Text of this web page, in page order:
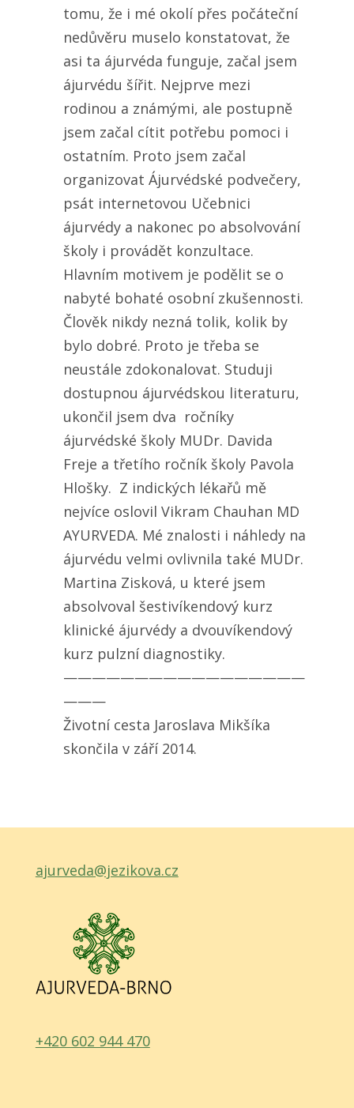
tomu, že i mé okolí přes počáteční
nedůvěru muselo konstatovat, že
asi ta ájurvéda funguje, začal jsem
ájurvédu šířit. Nejprve mezi
rodinou a známými, ale postupně
jsem začal cítit potřebu pomoci i
ostatním. Proto jsem začal
organizovat Ájurvédské podvečery,
psát internetovou Učebnici
ájurvédy a nakonec po absolvování
školy i provádět konzultace.
Hlavním motivem je podělit se o
nabyté bohaté osobní zkušennosti.
Člověk nikdy nezná tolik, kolik by
bylo dobré. Proto je třeba se
neustále zdokonalovat. Studuji
dostupnou ájurvédskou literaturu,
ukončil jsem dva ročníky
ájurvédské školy MUDr. Davida
Freje a třetího ročník školy Pavola
Hlošky. Z indických lékařů mě
nejvíce oslovil Vikram Chauhan MD
AYURVEDA. Mé znalosti i náhledy na
ájurvédu velmi ovlivnila také MUDr.
Martina Zisková, u které jsem
absolvoval šestivíkendový kurz
klinické ájurvédy a dvouvíkendový
kurz pulzní diagnostiky.
—————————————————
———
Životní cesta Jaroslava Mikšíka
skončila v září 2014.
ajurveda@jezikova.cz
+420 602 944 470